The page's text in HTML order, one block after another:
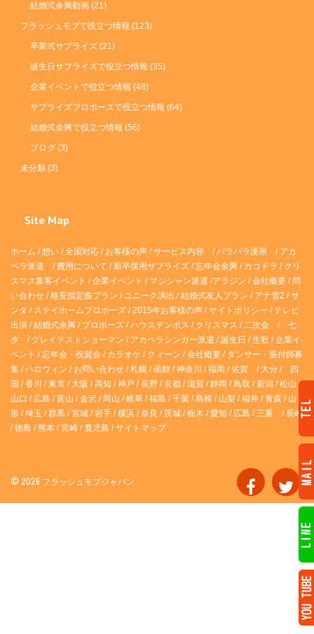
結婚式余興動画 (21)
フラッシュモブで役立つ情報 (123)
卒業式サプライズ (21)
誕生日サプライズで役立つ情報 (35)
企業イベントで役立つ情報 (48)
サプライズプロポーズで役立つ情報 (64)
結婚式余興で役立つ情報 (56)
ブログ (3)
未分類 (3)
Site Map
ホーム /想い /全国対応 / お客様の声 /サービス内容 /パラパラ漫画 / アカ
ペラ派遣 / 費用について / 新卒採用サプライズ /忘年会余興 / カコドラ / クリ
スマス集客イベント /企業イベント / マジシャン派遣 /アラジン /会社概要 / 問
い合わせ /格安指定曲プラン /ユニーク演出 /結婚式友人プラン / アナ雪2 /サ
ンタ / ステイホームプロポーズ /2015年お客様の声 /サイトポリシー / テレビ
出演 /結婚式余興 / プロポーズ /ハウステンボス / クリスマス /二次会 / 七
夕 / グレイテストショーマン / アカペラシンガー派遣 /誕生日 /生歌 /企業イ
ベント /忘年会・祝賀会 / カラオケ / クィーン /会社概要 / ダンサー・振付師募
集 /ハロウィン / お問い合わせ /札幌 /函館 /神奈川 /福岡 /佐賀 / 大分 /
四
国 /香川 /東京 / 大阪 /高知 /神戸 /長野 /京都 /滋賀 /静岡 /鳥取 / 新潟 /松山 /
山口 / 広島 /富山 /金沢 / 岡山 /岐阜 /福島 /千葉 /島根 / 山梨 /福井 /青森 / 山
形 /埼玉 /群馬 /宮城 /岩手 /横浜 /奈良 /茨城 /栃木 /愛知 / 広島 /三重 /長崎
/徳島 /熊本 /宮崎 / 鹿児島 /サイトマップ
© 2026 フラッシュモブジャパン